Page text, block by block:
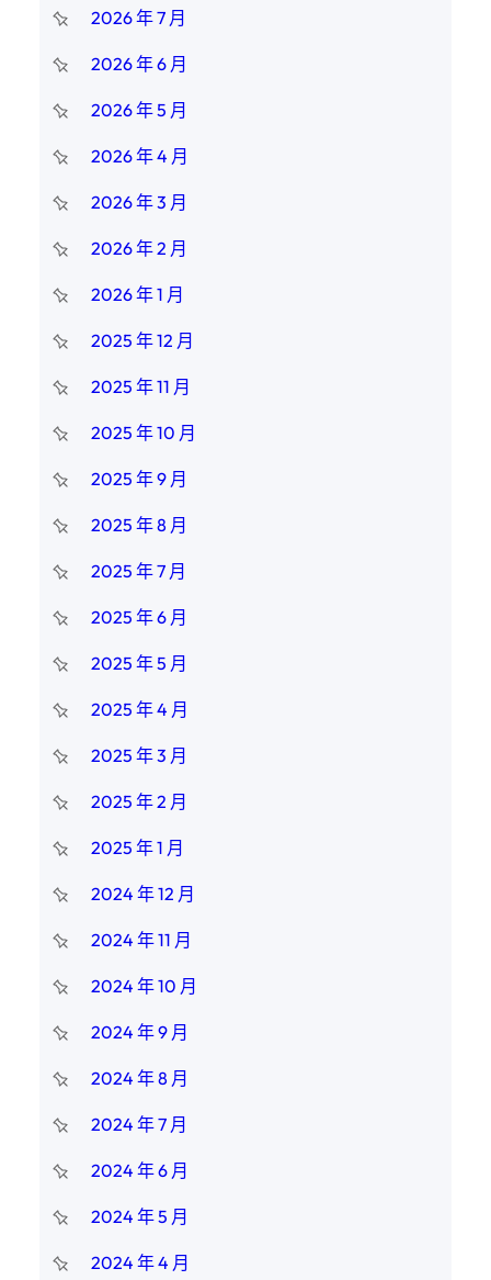
2026 年 7 月
2026 年 6 月
2026 年 5 月
2026 年 4 月
2026 年 3 月
2026 年 2 月
2026 年 1 月
2025 年 12 月
2025 年 11 月
2025 年 10 月
2025 年 9 月
2025 年 8 月
2025 年 7 月
2025 年 6 月
2025 年 5 月
2025 年 4 月
2025 年 3 月
2025 年 2 月
2025 年 1 月
2024 年 12 月
2024 年 11 月
2024 年 10 月
2024 年 9 月
2024 年 8 月
2024 年 7 月
2024 年 6 月
2024 年 5 月
2024 年 4 月